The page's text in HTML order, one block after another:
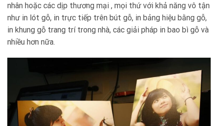
nhân hoặc các dịp thương mại , mọi thứ với khả năng vô tận
như in lót gỗ, in trực tiếp trên bút gỗ, in bảng hiệu bằng gỗ,
in khung gỗ trang trí trong nhà, các giải pháp in bao bì gỗ và
nhiều hơn nữa.